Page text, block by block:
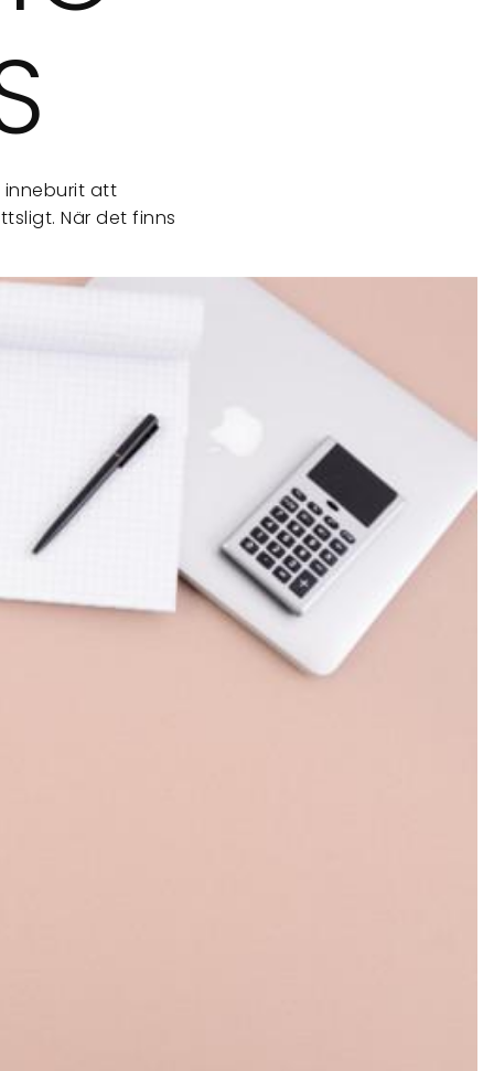
inneburit att
När det finns